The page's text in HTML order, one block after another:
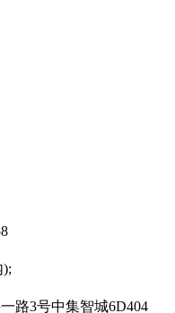
);
路3号中集智城6D404